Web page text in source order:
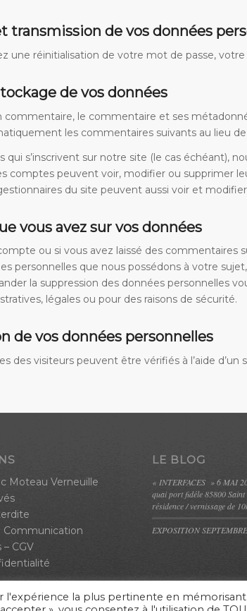
transmission de vos données
une réinitialisation de votre mot de passe, votre
de vos données
commentaire, le commentaire et ses
les commentaires suivants au lieu
qui s’inscrivent sur notre site (le cas échéant),
comptes peuvent voir, modifier ou supprimer
du site peuvent aussi voir et
vous avez sur vos données
ou si vous avez laissé des
personnelles que nous possédons à votre
la suppression des données personnelles
légales ou pour des raisons de sécurité.
de vos données personnelles
des visiteurs peuvent être vérifiés à l’aide
Moteau Verneuille
Communication
– CGV
LE BLOG
« INTERFACES » 6 MAI
quai port fidéle 85800
résidence / vernissage de
EXPOSITION
l'expérience la plus pertinente en